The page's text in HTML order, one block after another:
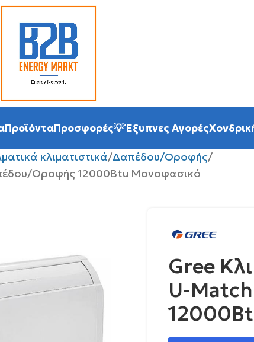
ΠροϊόνταΠροσφορές💡 Έξυπνες Αγορές
κλιματιστικά Δαπέδου/Οροφής
Οροφής 12000Βtu Μονοφασικό
Gree
U-